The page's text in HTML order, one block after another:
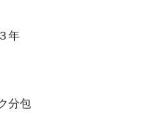
年
分包